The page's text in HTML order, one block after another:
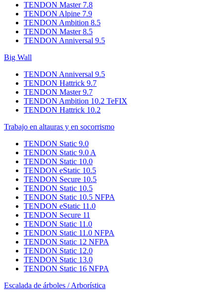
TENDON Master 7.8
TENDON Alpine 7.9
TENDON Ambition 8.5
TENDON Master 8.5
TENDON Anniversal 9.5
Big Wall
TENDON Anniversal 9.5
TENDON Hattrick 9.7
TENDON Master 9.7
TENDON Ambition 10.2 TeFIX
TENDON Hattrick 10.2
Trabajo en altauras y en socorrismo
TENDON Static 9.0
TENDON Static 9.0 A
TENDON Static 10.0
TENDON eStatic 10.5
TENDON Secure 10.5
TENDON Static 10.5
TENDON Static 10.5 NFPA
TENDON eStatic 11.0
TENDON Secure 11
TENDON Static 11.0
TENDON Static 11.0 NFPA
TENDON Static 12 NFPA
TENDON Static 12.0
TENDON Static 13.0
TENDON Static 16 NFPA
Escalada de árboles / Arborística